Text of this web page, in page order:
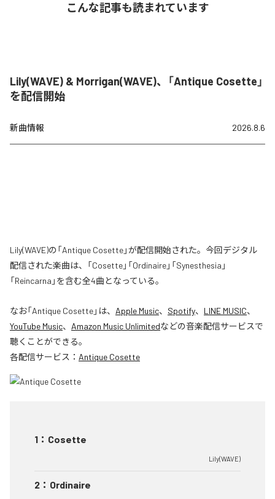
こんな記事も読まれています
Lily(WAVE) & Morrigan(WAVE)、「Antique Cosette」
を配信開始
新曲情報 2026.8.6
Lily(WAVE)の「Antique Cosette」が配信開始された。今回デジタル
配信された楽曲は、「Cosette」「Ordinaire」「Synesthesia」
「Reincarna」を含む全4曲となっている。
なお「Antique Cosette」は、 Apple Music、 Spotify、 LINE MUSIC、
YouTube Music、 Amazon Music Unlimitedなどの音楽配信サービスで
聴くことができる。
各配信サービス： Antique Cosette
1 ： Cosette
Lily(WAVE)
2 ： Ordinaire